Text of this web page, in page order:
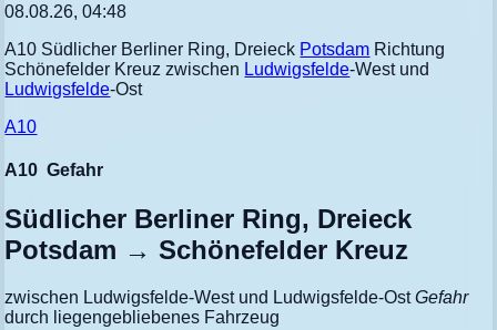
08.08.26, 04:48
A10 Südlicher Berliner Ring, Dreieck Potsdam Richtung
Schönefelder Kreuz zwischen Ludwigsfelde-West und
Ludwigsfelde-Ost
A10
A10 Gefahr
Südlicher Berliner Ring, Dreieck
Potsdam → Schönefelder Kreuz
zwischen Ludwigsfelde-West und Ludwigsfelde-OstGefahr
durch liegengebliebenes Fahrzeug